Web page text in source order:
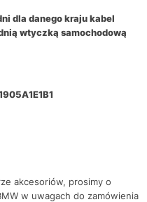
dla danego kraju kabel
wtyczką samochodową
akcesoriów, prosimy o
w uwagach do zamówienia